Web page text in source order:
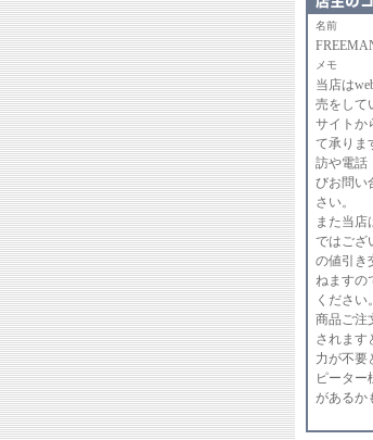
名前
メモ
当店は
売をして
サイトか
て承りま
訪や電話
びお問い
さい。
また当店
ではござ
の値引き
ねますの
ください。
商品ご注
されます
力が不要
ピーター
があるか